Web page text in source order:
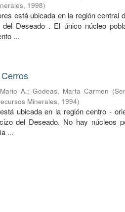
, 1998)
está ubicada en la región central
Deseado . El único núcleo
...
A.;Godeas, Marta Carmen (
Minerales, 1994)
ubicada en la región centro -
del Deseado. No hay núcleos
...